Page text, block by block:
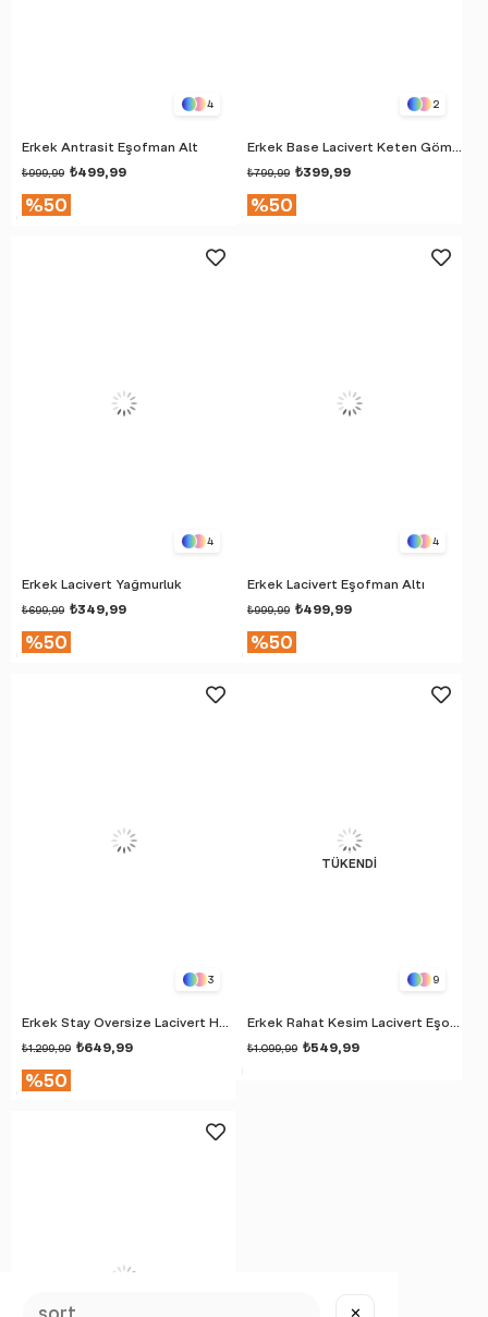
4
Erkek Antrasit Eşofman Alt
₺499,99
₺999,99
%50
2
₺399,99
₺799,99
%50
4
Erkek Lacivert Yağmurluk
₺349,99
₺699,99
%50
4
Erkek Lacivert Eşofman Altı
₺499,99
₺999,99
%50
3
Erkek Stay Oversize Lacivert Hoodie Sweatshirt
₺649,99
₺1.299,99
%50
TÜKENDI
9
Erkek Rahat Kesim Lacivert Eşofman Alt
₺549,99
₺1.099,99
✕